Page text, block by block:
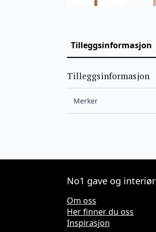
Tilleggsinformasjon
Tilleggsinformasjon
Merker
No1 gave og interiør
Om oss
Her finner du oss
Inspirasjon